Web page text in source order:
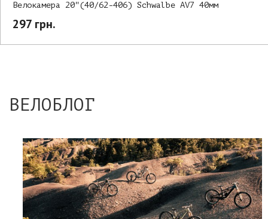
Велокамера 20"(40/62-406) Schwalbe AV7 40мм
297 грн.
ВЕЛОБЛОГ